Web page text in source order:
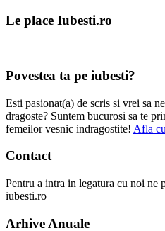
Le place Iubesti.ro
Povestea ta pe iubesti?
Esti pasionat(a) de scris si vrei sa
dragoste? Suntem bucurosi sa te
femeilor vesnic indragostite! Afla
Contact
Pentru a intra in legatura cu noi
iubesti.ro
Arhive Anuale